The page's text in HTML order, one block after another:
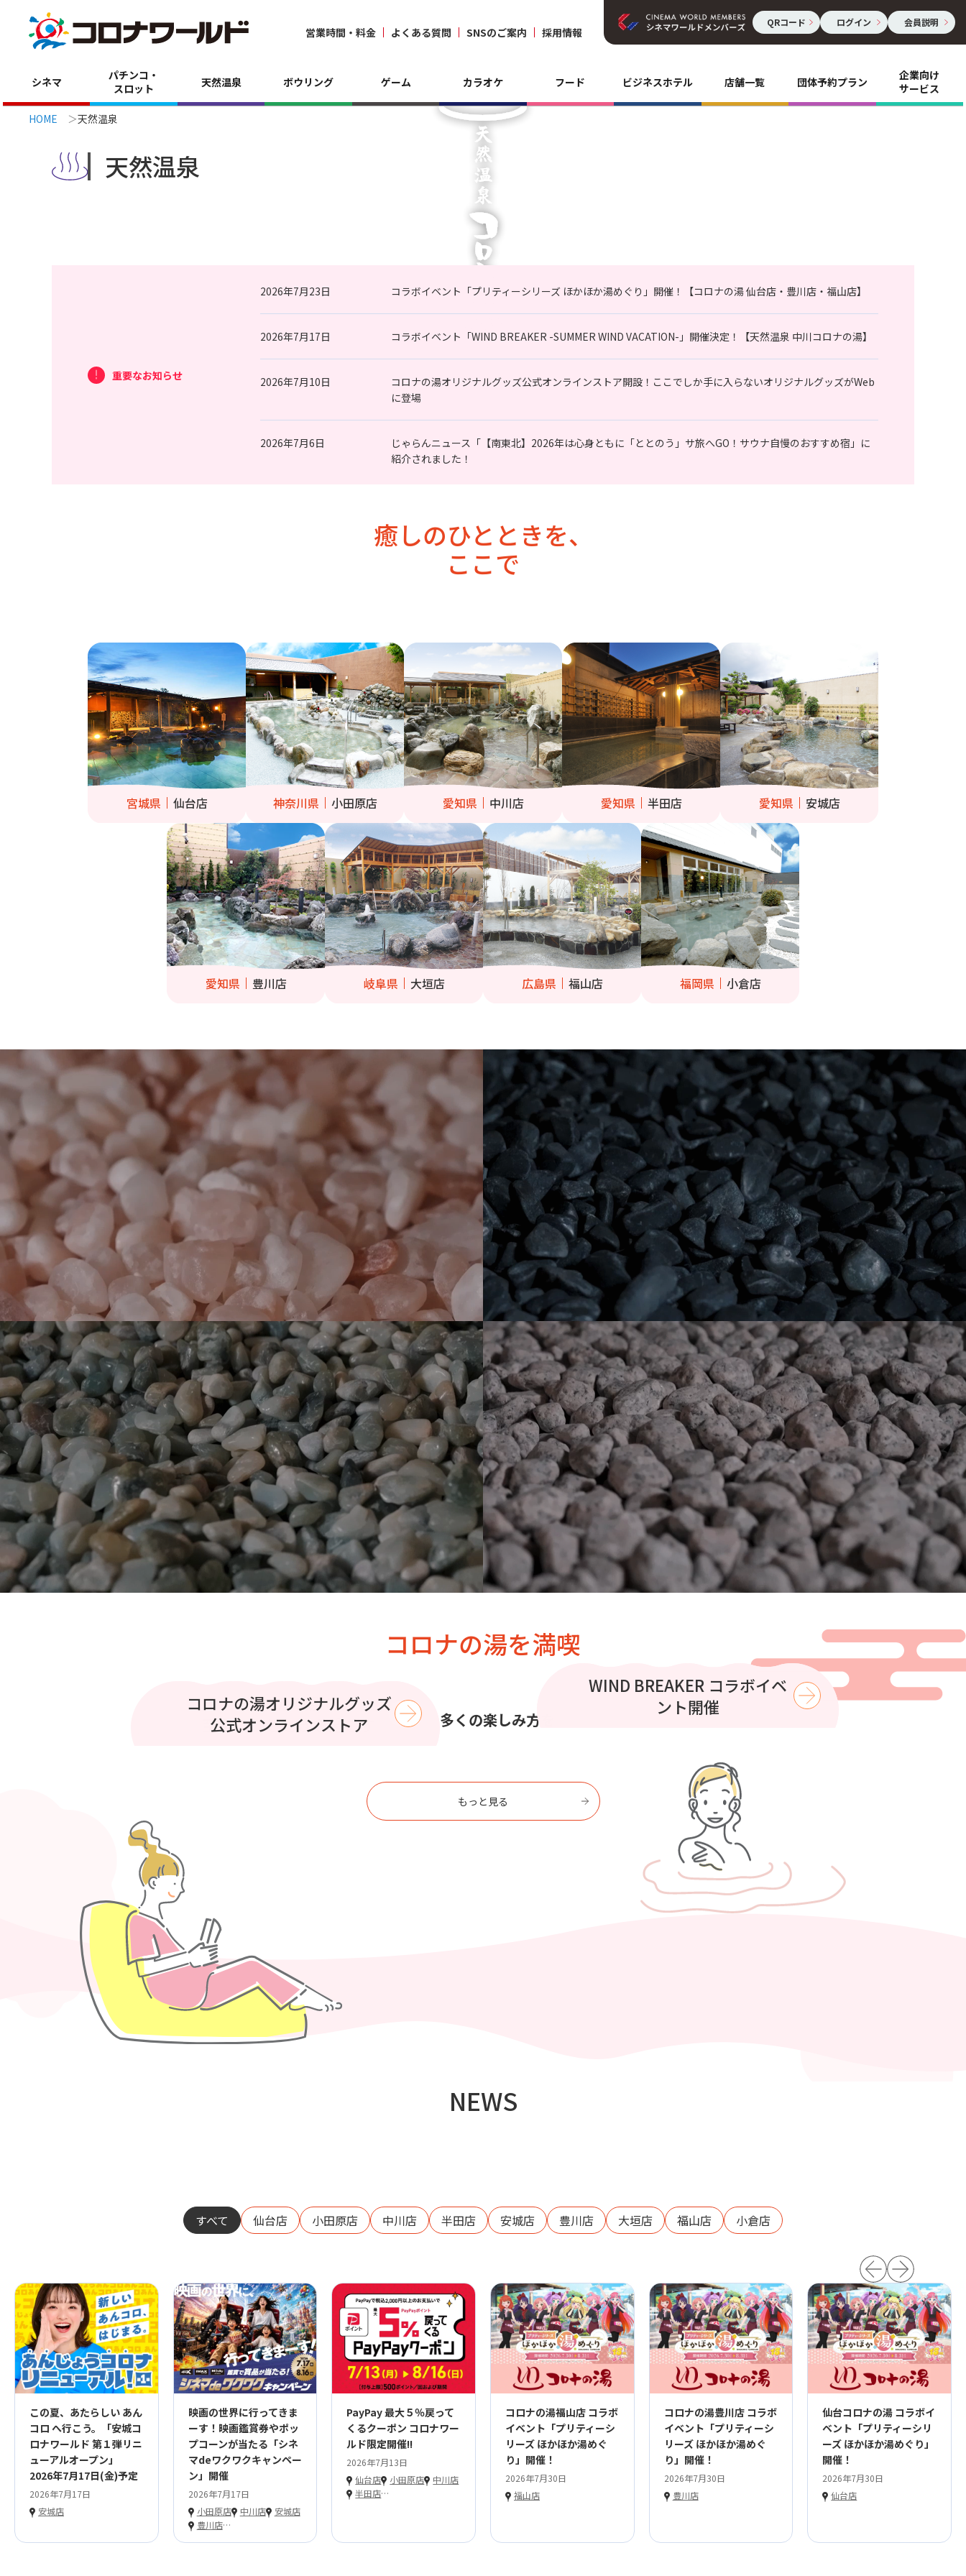
営業時間・料金 よくある質問 SNSのご案内 採用情報
QRコード ログイン 会員説明
シネマ
パチンコ・
スロット
天然温泉 ボウリング ゲーム カラオケ フード ビジネスホテル 店舗一覧 団体予約プラン
企業向け
サービス
HOME 天然温泉
天然温泉
重要なお知らせ
2026年7月23日 コラボイベント「プリティーシリーズ ほかほか湯めぐり」開催！【コロナの湯 仙台店・豊川店・福山店】
2026年7月17日 コラボイベント「WIND BREAKER -SUMMER WIND VACATION-」開催決定！【天然温泉 中川コロナの湯】
2026年7月10日
コロナの湯オリジナルグッズ公式オンラインストア開設！ここでしか手に入らないオリジナルグッズがWeb
に登場
2026年7月6日
じゃらんニュース「【南東北】2026年は心身ともに「ととのう」サ旅へGO！サウナ自慢のおすすめ宿」に
紹介されました！
癒しのひとときを、
ここで
宮城県 仙台店 神奈川県 小田原店 愛知県 中川店 愛知県 半田店 愛知県 安城店
愛知県 豊川店 岐阜県 大垣店 広島県 福山店 福岡県 小倉店
コロナの湯を満喫
より多くの楽しみ方を
コロナの湯で
至福のひとときを過ごす
この夏はコロナの湯で涼もう
【8月】
プリティシリーズ コラボイ
ベント開催
WIND BREAKER コラボイベ
ント開催
コロナの湯オリジナルグッズ
公式オンラインストア
もっと見る
NEWS
すべて 仙台店 小田原店 中川店 半田店 安城店 豊川店 大垣店 福山店 小倉店
この夏、あたらしい あん
コロ へ行こう。「安城コ
ロナワールド 第１弾リニ
ューアルオープン」
2026年7月17日(金)予定
2026年7月17日
安城店
映画の世界に行ってきま
ーす！映画鑑賞券やポッ
プコーンが当たる「シネ
マdeワクワクキャンペー
ン」開催
2026年7月17日
小田原店
中川店
安城店
豊川店…
PayPay 最大５％戻って
くるクーポン コロナワー
ルド限定開催!!
2026年7月13日
仙台店
小田原店
中川店
半田店…
コロナの湯福山店 コラボ
イベント「プリティーシ
リーズ ほかほか湯めぐ
り」開催！
2026年7月30日
福山店
コロナの湯豊川店 コラボ
イベント「プリティーシ
リーズ ほかほか湯めぐ
り」開催！
2026年7月30日
豊川店
仙台コロナの湯 コラボイ
ベント「プリティーシリ
ーズ ほかほか湯めぐり」
開催！
2026年7月30日
仙台店